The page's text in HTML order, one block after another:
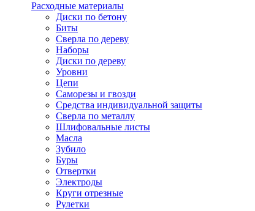
Расходные материалы
Диски по бетону
Биты
Сверла по дереву
Наборы
Диски по дереву
Уровни
Цепи
Саморезы и гвозди
Средства индивидуальной защиты
Сверла по металлу
Шлифовальные листы
Масла
Зубило
Буры
Отвертки
Электроды
Круги отрезные
Рулетки